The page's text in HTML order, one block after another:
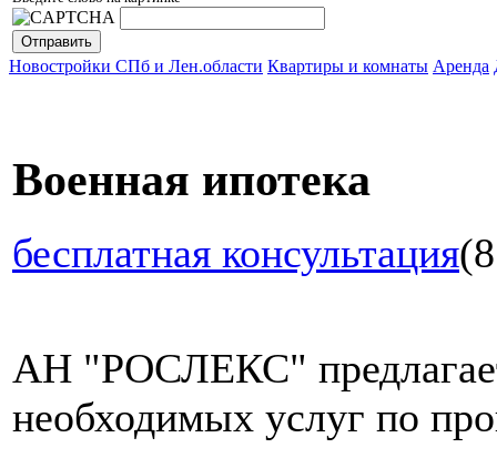
Новостройки СПб и Лен.области Квартиры и комнаты Аренда
Военная ипотека
бесплатная консультация
АН "РОСЛЕКС"
необходимых услуг по